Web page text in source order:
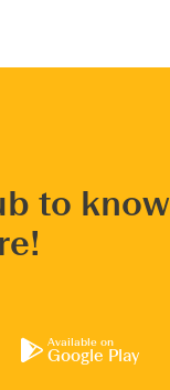
to know
Available on
Google Play